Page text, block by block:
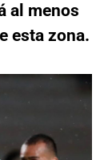
al menos
esta zona.